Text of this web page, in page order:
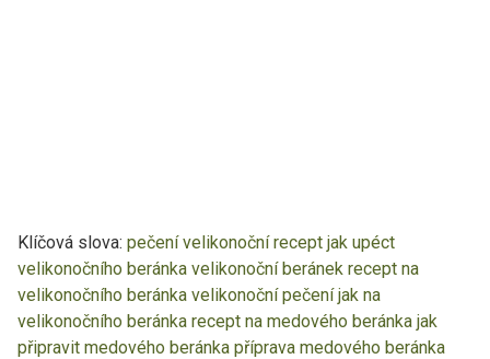
Klíčová slova: pečení velikonoční recept jak upéct
velikonočního beránka velikonoční beránek recept na
velikonočního beránka velikonoční pečení jak na
velikonočního beránka recept na medového beránka jak
připravit medového beránka příprava medového beránka